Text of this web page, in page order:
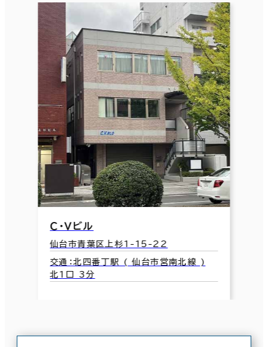
Ｃ・Ｖビル
仙台市青葉区上杉1-15-22
交通：北四番丁駅 ( 仙台市営南北線 )
北1口 3分